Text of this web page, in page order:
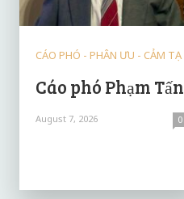
CÁO PHÓ - PHÂN ƯU - CẢM TẠ
Cáo phó Phạm Tấn
August 7, 2026 0